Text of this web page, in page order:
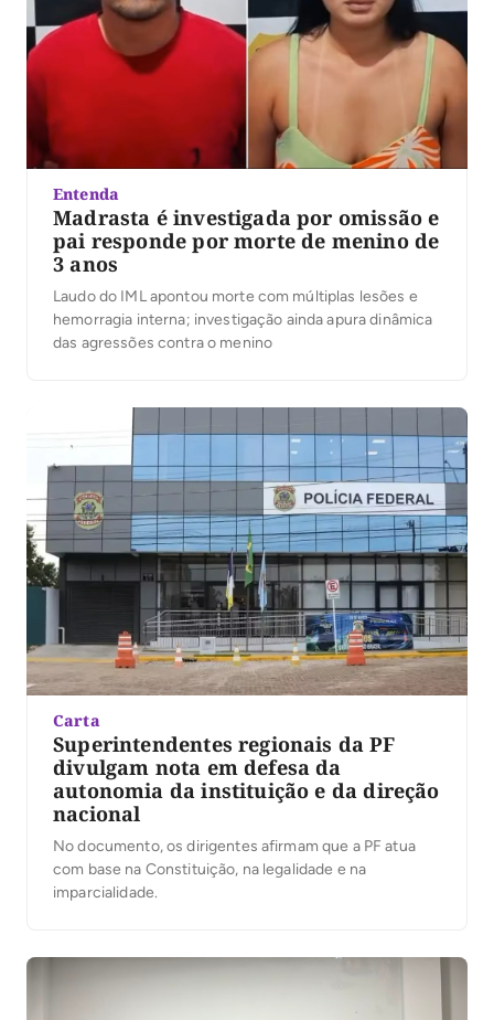
Entenda
Madrasta é investigada por omissão e
pai responde por morte de menino de
3 anos
Laudo do IML apontou morte com múltiplas lesões e
hemorragia interna; investigação ainda apura dinâmica
das agressões contra o menino
Carta
Superintendentes regionais da PF
divulgam nota em defesa da
autonomia da instituição e da direção
nacional
No documento, os dirigentes afirmam que a PF atua
com base na Constituição, na legalidade e na
imparcialidade.